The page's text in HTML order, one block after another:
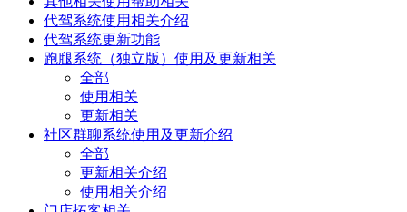
代驾系统使用相关介绍
代驾系统更新功能
跑腿系统（独立版）使用及更新相关
全部
使用相关
更新相关
社区群聊系统使用及更新介绍
全部
更新相关介绍
使用相关介绍